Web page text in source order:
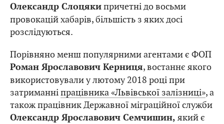
Олександр Слоцякипричетні до восьми
провокацій хабарів, більшість з яких досі
розслідуються.
Порівняно менш популярними агентами є ФОП
Роман Ярославович Керниця, востаннє якого
використовували у лютому 2018 році при
затриманніпрацівника «Львівської залізниці», а
також працівник Державної міграційної служби
Олександр Ярославович Семчишин, який є